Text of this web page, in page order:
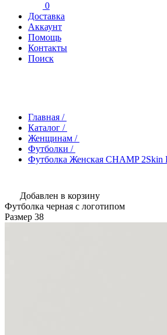
0
Доставка
Аккаунт
Помощь
Контакты
Поиск
Главная /
Каталог /
Женщинам /
Футболки /
Футболка Женская CHAMP 2Skin
Добавлен в корзину
Футболка черная с логотипом
Размер 38